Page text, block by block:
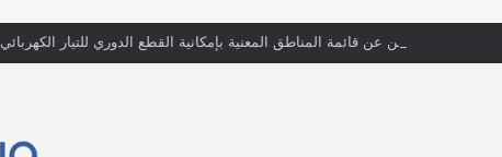
« الستاغ » تعلن عن قائمة المناطق المعنية بإمكانية القطع الدوري للتيار الكهربائي